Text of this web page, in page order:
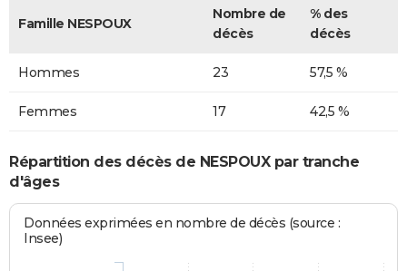
Famille NESPOUX
Nombre de
décès
% des
décès
Hommes 23 57,5 %
Femmes 17 42,5 %
Répartition des décès de NESPOUX par tranche
d'âges
Données exprimées en nombre de décès (source :
Insee)